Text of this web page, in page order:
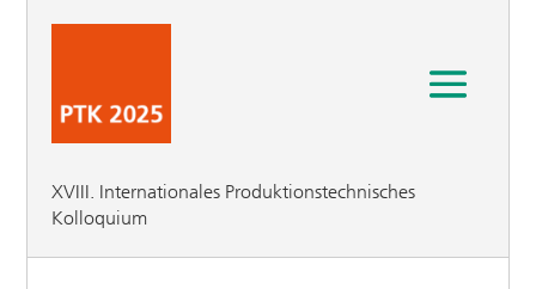
XVIII. Internationales Produktionstechnisches
Kolloquium